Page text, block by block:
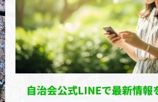
自治会公式LINEで最新情報